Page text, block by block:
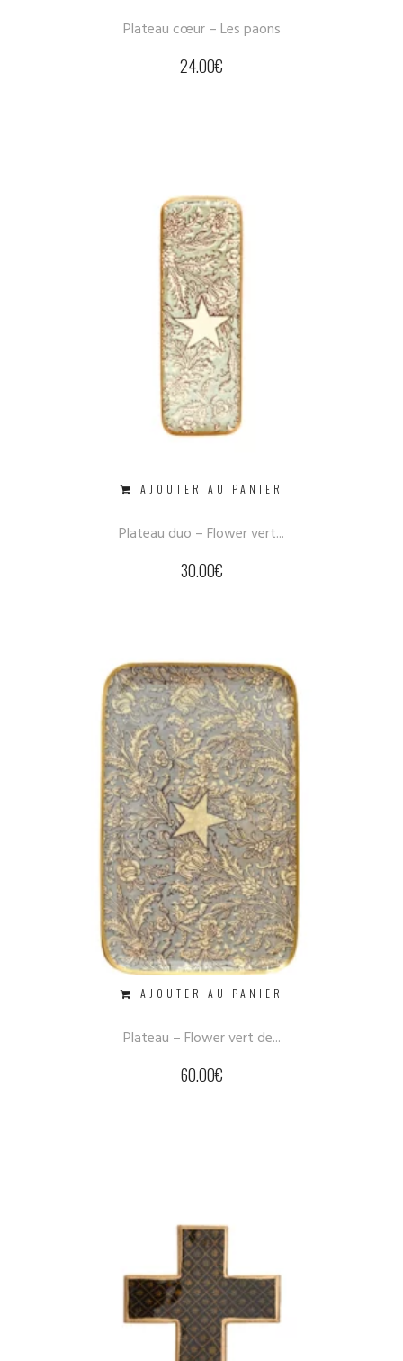
Plateau cœur – Les paons
24.00€
AJOUTER AU PANIER
Plateau duo – Flower vert...
30.00€
AJOUTER AU PANIER
Plateau – Flower vert de...
60.00€